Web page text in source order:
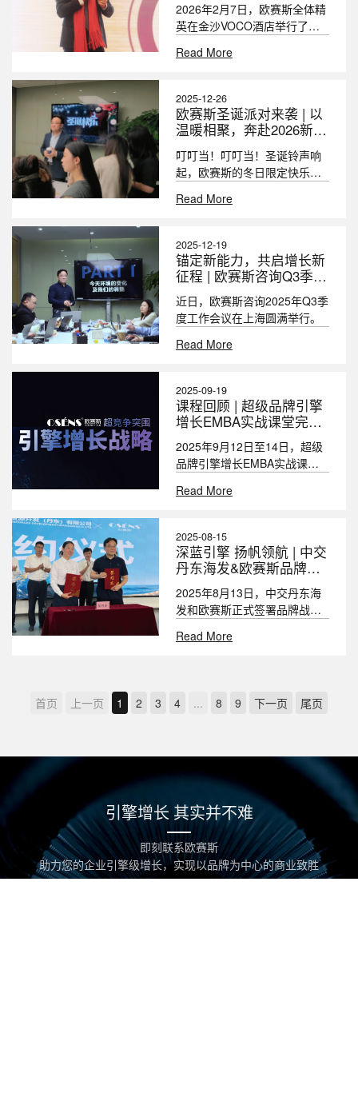
2026年2月7日，欧赛斯全体精
英在金沙VOCO酒店举行了
本次会议上，欧赛斯创始人&董
2026”的主题演讲
Read More
2025-12-26
欧赛斯圣诞派对来袭 | 以
温暖相聚，奔赴2026新征
程！
叮叮当！叮叮当！圣诞铃声响
起，欧赛斯的冬日限定快乐已
Read More
2025-12-19
锚定新能力，共启增长新
征程 | 欧赛斯咨询Q3季度
总结会圆满举行
近日，欧赛斯咨询2025年Q3季
度工作会议在上海圆满举行。
Read More
2025-09-19
课程回顾 | 超级品牌引擎
增长EMBA实战课堂完美
2025年9月12日至14日，超级
品牌引擎增长EMBA实战课堂
坤、旺茗园、陇萃堂集团、舞
器、TATA木门等近70家企业的
创始人及高管参与，涵盖饮
料、食品、农业、低压电器等
Read More
2025-08-15
深蓝引擎 扬帆领航 | 中交
丹东海发&欧赛斯品牌战
略合作正式启动
2025年8月13日，中交丹东海
发和欧赛斯正式签署品牌战略
Read More
首页 上一页 1 2 3 4 ... 8 9 下一页 尾页
引擎增长 其实并不难
即刻联系欧赛斯
助力您的企业引擎级增长，实现以品牌为中心的商业致胜
欧赛斯
中国三大品牌战略全案头部企业之一
您的姓名： 联系方式：
版权所有 欧赛斯 ©2019 developed by Osens. All Rights Reserved ｜
备案号：沪ICP备11031048号-3｜网站地图｜ 技术支持：新视点网络